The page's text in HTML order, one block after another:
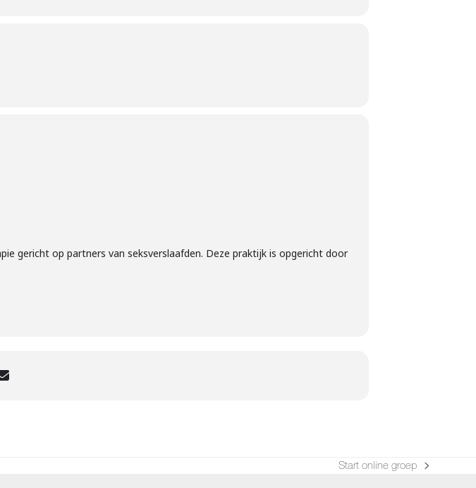
gericht op partners van seksverslaafden. Deze praktijk is opgericht door
next
Start online groep